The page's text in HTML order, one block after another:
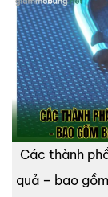
Các thành
quả – bao